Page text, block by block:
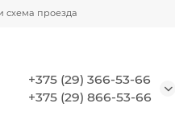
схема проезда
+375 (29) 366-53-66
+375 (29) 866-53-66